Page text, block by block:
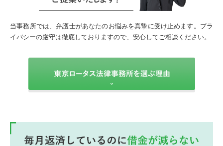
当事務所では、弁護士があなたのお悩みを真摯に受け止めます。プラ
イバシーの厳守は徹底しておりますので、安心してご相談ください。